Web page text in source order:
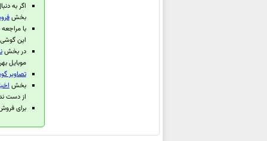
اگر به
بخش
با
این
در بخش
موبایل
تصاویر
بخش
از دست
برای فروش گوشی